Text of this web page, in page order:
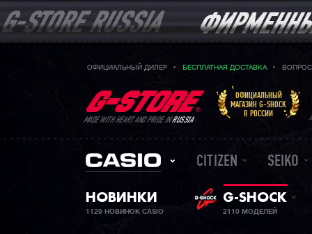
ОФИЦИАЛЬНЫЙ ДИЛЕР БЕСПЛАТНАЯ ДОСТАВКА
MADE WITH HEART AND PRIDE INRUSSIA
ОФИЦИАЛЬНЫЙ
МАГАЗИН G-SHOCK
В РОССИИ
CITIZEN SEIKO
НОВИНКИ
1129 НОВИНОК CASIO
G-SHOCK
2110 МОДЕЛЕЙ